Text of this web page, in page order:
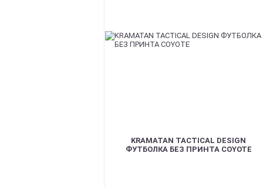
KRAMATAN TACTICAL DESIGN
ФУТБОЛКА БЕЗ ПРИНТА COYOTE